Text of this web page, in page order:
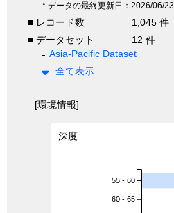
* データの最終更新日：2026/06/23
■ レコード数
1,045 件
■ データセット
12 件
Asia-Pacific Dataset
全て表示
[環境情報]
深度
55 - 60
60 - 65